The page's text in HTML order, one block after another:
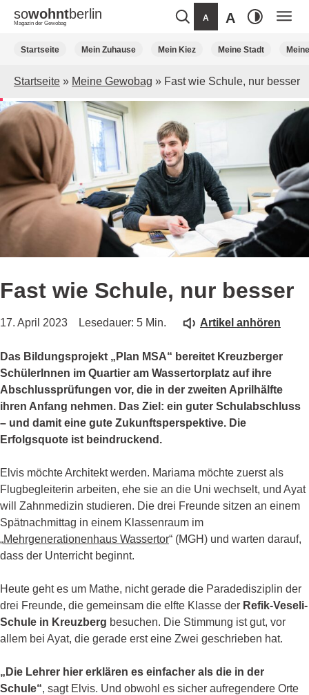
sowohntberlin
Magazin der Gewobag
A A
Startseite Mein Zuhause Mein Kiez Meine Stadt
Startseite » Meine Gewobag » Fast wie Schule, nur besser
Fast wie Schule, nur besser
17. April 2023 Lesedauer: 5 Min. Artikel anhören
Das Bildungsprojekt „Plan MSA“ bereitet Kreuzberger
SchülerInnen im Quartier am Wassertorplatz auf ihre
Abschlussprüfungen vor, die in der zweiten Aprilhälfte
ihren Anfang nehmen. Das Ziel: ein guter Schulabschluss
– und damit eine gute Zukunftsperspektive. Die
Erfolgsquote ist beindruckend.
Elvis möchte Architekt werden. Mariama möchte zuerst als
Flugbegleiterin arbeiten, ehe sie an die Uni wechselt, und Ayat
will Zahnmedizin studieren. Die drei Freunde sitzen an einem
Spätnachmittag in einem Klassenraum im
„Mehrgenerationenhaus Wassertor“ (MGH) und warten darauf,
dass der Unterricht beginnt.
Heute geht es um Mathe, nicht gerade die Paradedisziplin der
drei Freunde, die gemeinsam die elfte Klasse der Refik-Veseli-
Schule in Kreuzberg besuchen. Die Stimmung ist gut, vor
allem bei Ayat, die gerade erst eine Zwei geschrieben hat.
„Die Lehrer hier erklären es einfacher als die in der
Schule“, sagt Elvis. Und obwohl es sicher aufregendere Orte